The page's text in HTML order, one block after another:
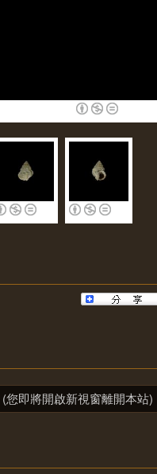
(您即將開啟新視窗離開本站)